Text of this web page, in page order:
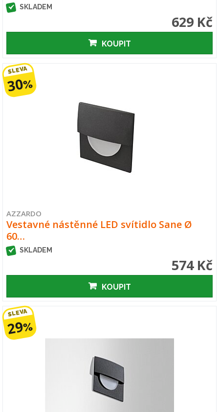
SKLADEM
629 Kč
KOUPIT
SLEVA
30%
AZZARDO
Vestavné nástěnné LED svítidlo Sane Ø
60…
SKLADEM
574 Kč
KOUPIT
SLEVA
29%